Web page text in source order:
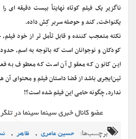
ناگزیر یک فیلم کوتاه نهایتأ بیست دقیقه ای
یکنواخت، کند و حوصله سربر کِش داده.
نکته متعجب کننده و قابل تأمل تر از خود
کودکان و نوجوانان است که باتوجه به اسم،
این کانون که معقول آن است که معطوف به
تین‌ایجری باشد از قضا داستان فیلم و محتوای
ندارد، چگونه حامی این فیلم شده است؟!
برچسب‌ها: حسین عامری , ظاهر ,